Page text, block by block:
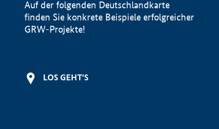
Auf der folgenden Deutschlandkarte
finden Sie konkrete Beispiele erfolgreicher
GRW-Projekte!
LOS GEHT'S